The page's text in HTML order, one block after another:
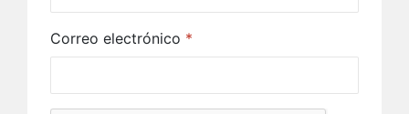
Correo electrónico *